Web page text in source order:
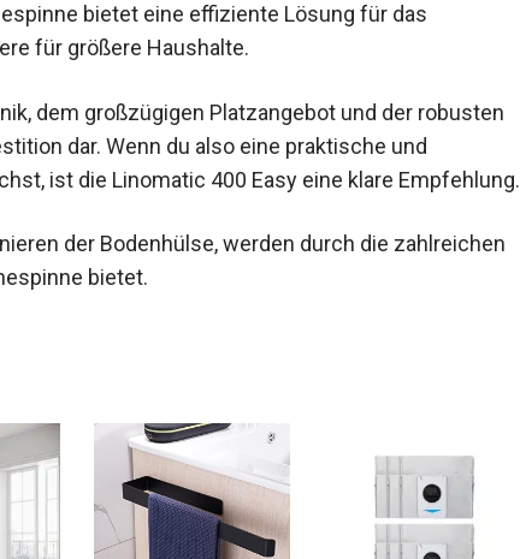
bietet eine effiziente Lösung für das
für größere Haushalte.
dem großzügigen Platzangebot und der robusten
dar. Wenn du also eine praktische und
ist die Linomatic 400 Easy eine klare Empfehlung.
der Bodenhülse, werden durch die zahlreichen
bietet.